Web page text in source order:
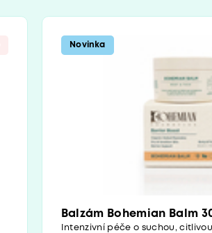
Novinka
Balzám Bohemian Balm
Intenzivní péče o suchou,